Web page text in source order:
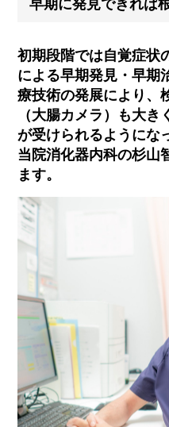
早期に発見できれば
初期段階では自覚症状
による早期発見・早期
療技術の発展により、
（大腸カメラ）も大
が受けられるようにな
当院消化器内科の杉山
ます。